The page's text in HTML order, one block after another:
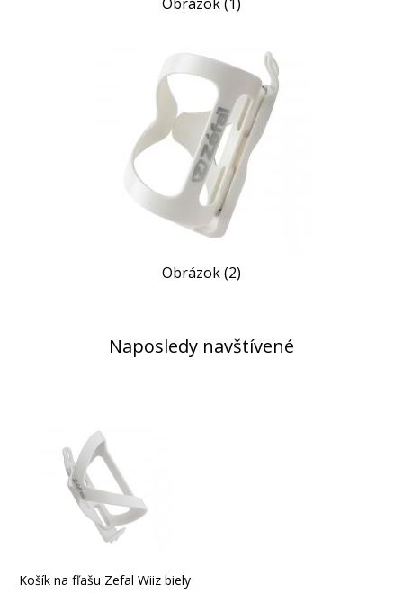
Obrázok (2)
Naposledy navštívené
Košík na fľašu Zefal Wiiz biely